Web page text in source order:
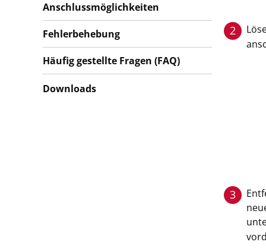
2
3
Anschlussmöglichkeiten
Fehlerbehebung
Häufig gestellte Fragen (FAQ)
Downloads